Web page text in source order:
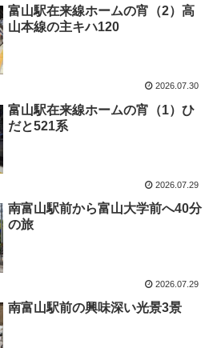
富山駅在来線ホームの宵（2）高
山本線の主キハ120
2026.07.30
富山駅在来線ホームの宵（1）ひ
だと521系
2026.07.29
南富山駅前から富山大学前へ40分
の旅
2026.07.29
南富山駅前の興味深い光景3景